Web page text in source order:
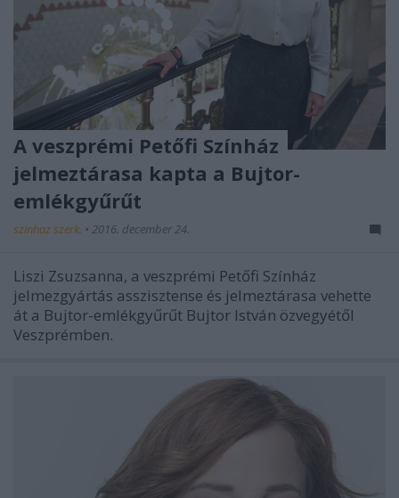
A veszprémi Petőfi Színház
jelmeztárasa kapta a Bujtor-
emlékgyűrűt
szinhaz szerk. • 2016. december 24.
Liszi Zsuzsanna, a veszprémi Petőfi Színház
jelmezgyártás asszisztense és jelmeztárasa vehette
át a Bujtor-emlékgyűrűt Bujtor István özvegyétől
Veszprémben.